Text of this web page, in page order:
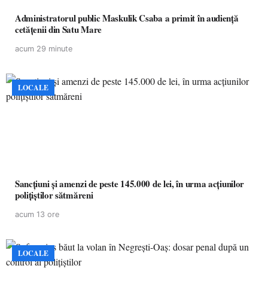
Administratorul public Maskulik Csaba a primit în audiență
cetățenii din Satu Mare
acum 29 minute
LOCALE
Sancțiuni și amenzi de peste 145.000 de lei, în urma acțiunilor
polițiștilor sătmăreni
acum 13 ore
LOCALE